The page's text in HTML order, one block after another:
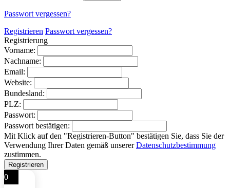
Passwort vergessen?
Registrieren Passwort vergessen?
Registrierung
Vorname:
Nachname:
Email:
Website:
Bundesland:
PLZ:
Passwort:
Passwort bestätigen:
Mit Klick auf den "Registrieren-Button" bestätigen Sie, dass Sie der
Verwendung Ihrer Daten gemäß unsererDatenschutzbestimmung
zustimmen.
0